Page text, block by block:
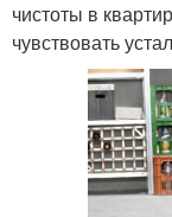
чистоты в
чувствовать